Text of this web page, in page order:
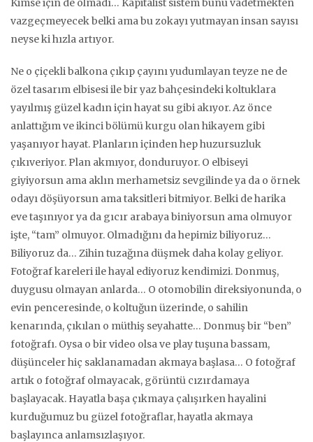
Kimse için de olmadı… Kapitalist sistem bunu vadetmekten
vazgeçmeyecek belki ama bu zokayı yutmayan insan sayısı
neyse ki hızla artıyor.
Ne o çiçekli balkona çıkıp çayını yudumlayan teyze ne de
özel tasarım elbisesi ile bir yaz bahçesindeki koltuklara
yayılmış güzel kadın için hayat su gibi akıyor. Az önce
anlattığım ve ikinci bölümü kurgu olan hikayem gibi
yaşanıyor hayat. Planların içinden hep huzursuzluk
çıkıveriyor. Plan akmıyor, donduruyor. O elbiseyi
giyiyorsun ama aklın merhametsiz sevgilinde ya da o örnek
odayı döşüyorsun ama taksitleri bitmiyor. Belki de harika
eve taşınıyor ya da gıcır arabaya biniyorsun ama olmuyor
işte, “tam” olmuyor. Olmadığını da hepimiz biliyoruz…
Biliyoruz da… Zihin tuzağına düşmek daha kolay geliyor.
Fotoğraf kareleri ile hayal ediyoruz kendimizi. Donmuş,
duygusu olmayan anlarda… O otomobilin direksiyonunda, o
evin penceresinde, o koltuğun üzerinde, o sahilin
kenarında, çıkılan o müthiş seyahatte… Donmuş bir “ben”
fotoğrafı. Oysa o bir video olsa ve play tuşuna bassam,
düşünceler hiç saklanamadan akmaya başlasa… O fotoğraf
artık o fotoğraf olmayacak, görüntü cızırdamaya
başlayacak. Hayatla başa çıkmaya çalışırken hayalini
kurduğumuz bu güzel fotoğraflar, hayatla akmaya
başlayınca anlamsızlaşıyor.